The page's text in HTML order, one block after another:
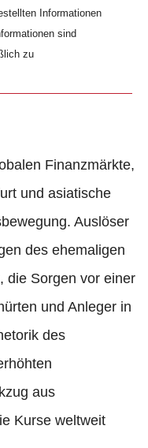
Informationen
sind
zu
Finanzmärkte,
und asiatische
Auslöser
des ehemaligen
die Sorgen vor einer
und Anleger in
des
aus
Kurse weltweit